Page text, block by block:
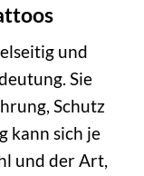
und
Sie
Schutz
kann sich je
und der Art,